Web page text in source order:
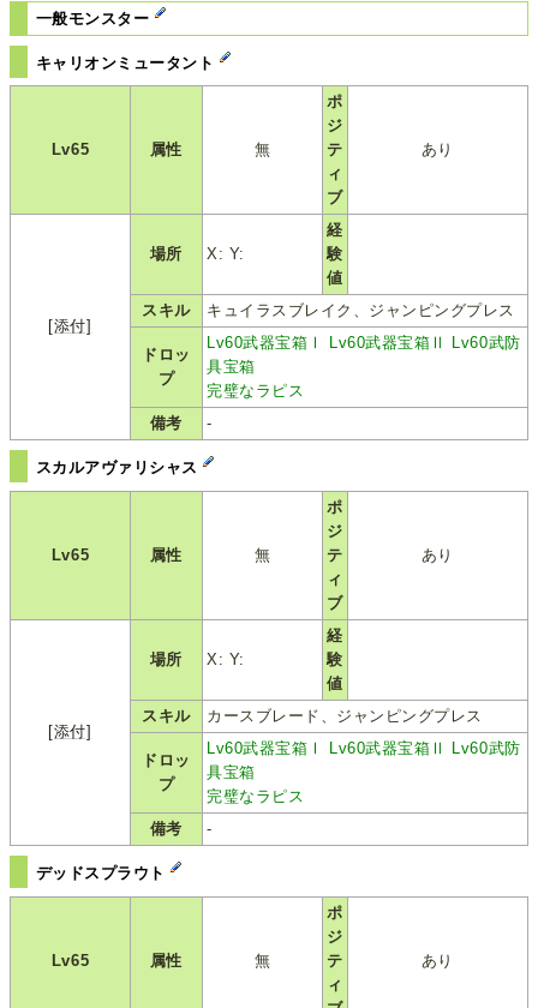
一般モンスター
キャリオンミュータント
Lv65 属性 無
ポ
ジ
テ
ィ
ブ
あり
[添付]
場所 X: Y:
経
験
値
スキル
キュイラスブレイク、ジャンピングプレス
ドロッ
プ
Lv60武器宝箱Ⅰ Lv60武器宝箱Ⅱ
Lv60武防
具宝箱
完璧なラピス
備考
-
スカルアヴァリシャス
Lv65 属性 無
ポ
ジ
テ
ィ
ブ
あり
[添付]
場所 X: Y:
経
験
値
スキル
カースブレード、ジャンピングプレス
ドロッ
プ
Lv60武器宝箱Ⅰ Lv60武器宝箱Ⅱ
Lv60武防
具宝箱
完璧なラピス
備考
-
デッドスプラウト
Lv65 属性 無
ポ
ジ
テ
ィ
あり